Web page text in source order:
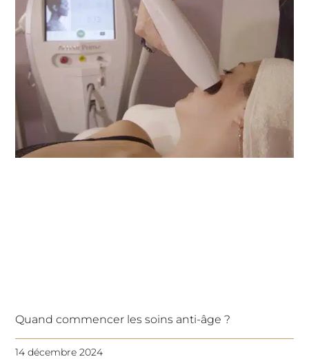
Quand commencer les soins anti-âge ?
14 décembre 2024